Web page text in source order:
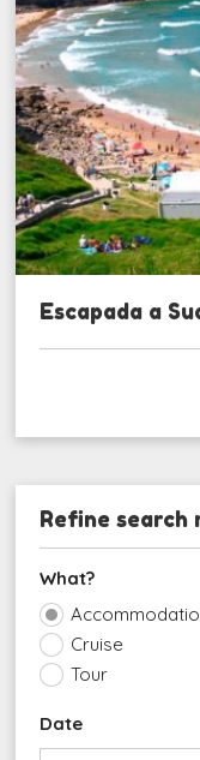
Refine search
What?
Cruise
Tour
Date
Escapada a